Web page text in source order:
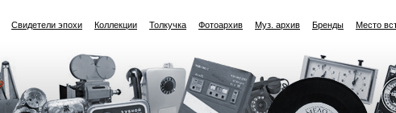
Свидетели эпохи Коллекции Толкучка Фотоархив Муз. архив Бренды Место